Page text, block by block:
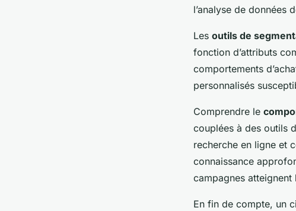
l’analyse de données
Les outils de
fonction d’attributs
comportements
personnalisés
Comprendre le
couplées à des outils
recherche en ligne et
connaissance
campagnes
En fin de compte, un